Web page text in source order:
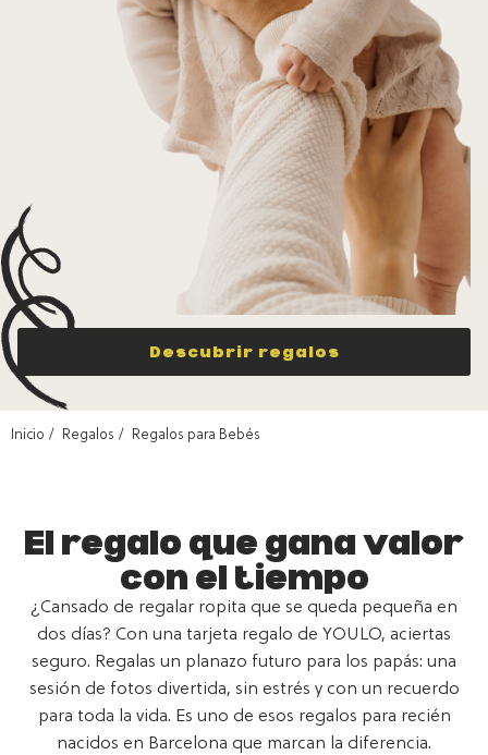
Descubrir regalos
Inicio Regalos Regalos para Bebés
El regalo que gana valor
con el tiempo
¿Cansado de regalar ropita que se queda pequeña en
dos días? Con una tarjeta regalo de YOULO, aciertas
seguro. Regalas un planazo futuro para los papás: una
sesión de fotos divertida, sin estrés y con un recuerdo
para toda la vida. Es uno de esos regalos para recién
nacidos en Barcelona que marcan la diferencia.